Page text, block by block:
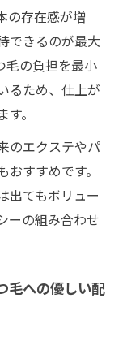
持ちや負担
験で知るア
毛への優し
とアンドヘ
ガイド
の存在感が増
できるのが最大
毛の負担を最小
るため、仕上が
。
のエクステやパ
すすめです。
出てもボリュー
ーの組み合わせ
毛への優しい配